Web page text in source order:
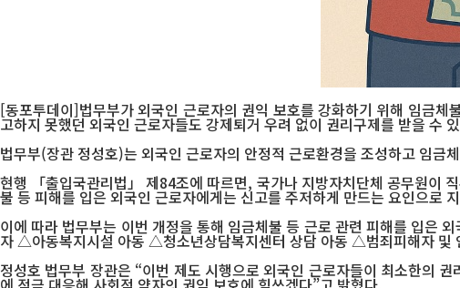
[동포투데이]법무부가 외국인 근로자의 권익 보호를 강화하기 위해 임금
고하지 못했던 외국인 근로자들도 강제퇴거 우려 없이 권리구제를 받을 수
법무부(장관 정성호)는 외국인 근로자의 안정적 근로환경을 조성하고 임
현행 「출입국관리법」 제84조에 따르면, 국가나 지방자치단체 공무원이
불 등 피해를 입은 외국인 근로자에게는 신고를 주저하게 만드는 요인으로
이에 따라 법무부는 이번 개정을 통해 임금체불 등 근로 관련 피해를 입은
자 △아동복지시설 아동 △청소년상담복지센터 상담 아동 △범죄피해자 및
정성호 법무부 장관은 “이번 제도 시행으로 외국인 근로자들이 최소한의